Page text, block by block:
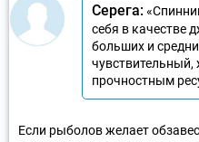
Серега:
себя в качестве
больших и
прочностным
Если рыболов желает